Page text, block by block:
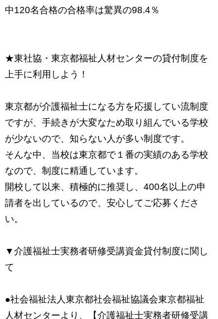
中120名合格の合格率は驚異の98.4％
★東社協・東京都福祉人材センターの貸付制度を
上手に利用しよう！
東京都が介護福祉士になる方を応援してい流制度
ですが、手続きが大変なため取り組んでいる学校
が少ないので、知らない人が多い制度です。
そんな中、当校は東京都で１番の実績のある学校
なので、制度に精通しています。
開校して以来、積極的に推奨し、400名以上の申
請者を出しているので、安心してご応募くださ
い。
▼介護福祉士実務者研修受講資金貸付制度に関し
て
●社会福祉法人東京都社会福祉協議会東京都福祉
人材センターより、【介護福祉士実務者研修受講